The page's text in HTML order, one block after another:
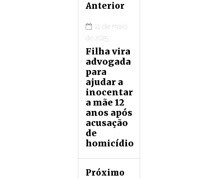
Anterior
11 de maio
de 2025
Filha vira
advogada
para
ajudar a
inocentar
a mãe 12
anos após
acusação
de
homicídio
Próximo